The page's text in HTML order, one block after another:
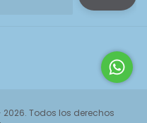
Todos los derechos